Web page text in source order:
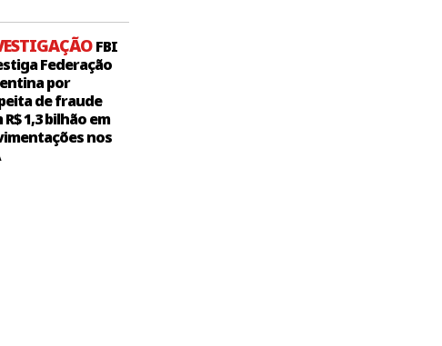
FBI
Federação
por
de fraude
R$ 1,3 bilhão em
nos